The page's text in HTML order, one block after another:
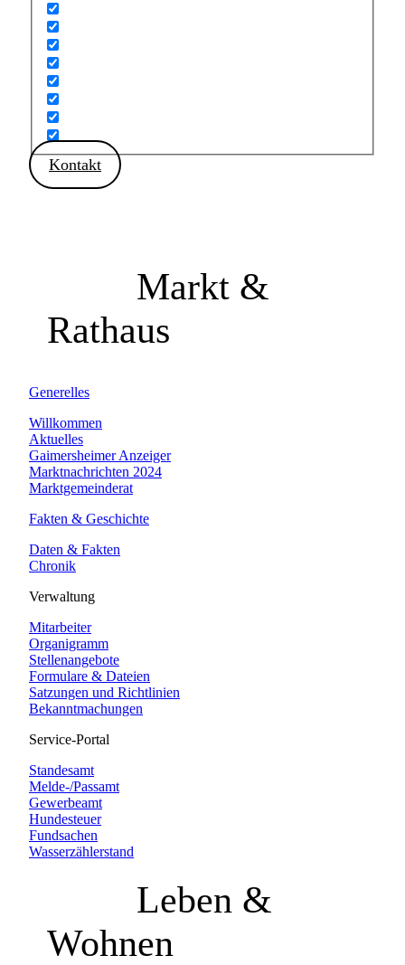
Kontakt
Markt &
Rathaus
Generelles
Willkommen
Aktuelles
Gaimersheimer Anzeiger
Marktnachrichten 2024
Marktgemeinderat
Fakten & Geschichte
Daten & Fakten
Chronik
Verwaltung
Mitarbeiter
Organigramm
Stellenangebote
Formulare & Dateien
Satzungen und Richtlinien
Bekanntmachungen
Service-Portal
Standesamt
Melde-/Passamt
Gewerbeamt
Hundesteuer
Fundsachen
Wasserzählerstand
Leben &
Wohnen